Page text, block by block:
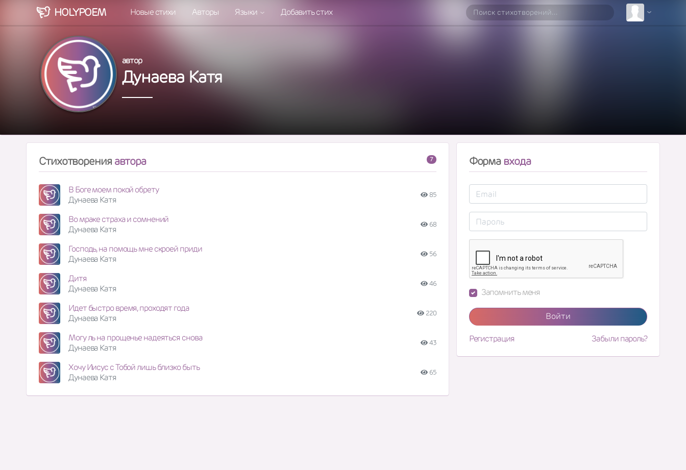
HOLYPOEM Новые стихи Авторы Языки Добавить стих
автор
Дунаева Катя
Стихотворения автора 7
В Боге моем покой обрету
Дунаева Катя
85
Во мраке страха и сомнений
Дунаева Катя
68
Господь, на помощь мне скроей приди
Дунаева Катя
56
Дитя
Дунаева Катя
46
Идет быстро время, проходят года
Дунаева Катя
220
Могу ль на прощенье надеяться снова
Дунаева Катя
43
Хочу Иисус с Тобой лишь близко быть
Дунаева Катя
65
Форма входа
Запомнить меня
Войти
Регистрация Забыли пароль?